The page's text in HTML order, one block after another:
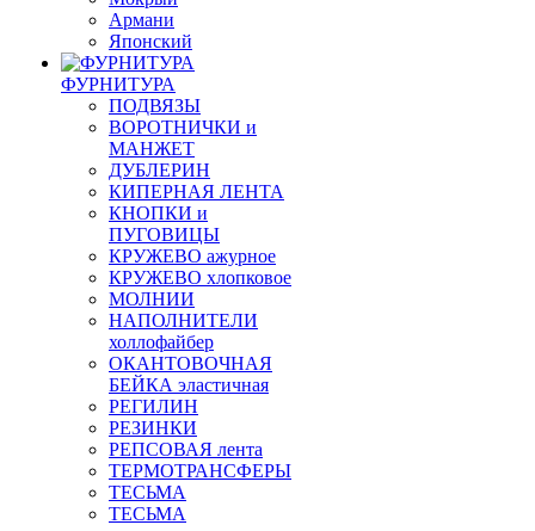
Армани
Японский
ФУРНИТУРА
ПОДВЯЗЫ
ВОРОТНИЧКИ и
МАНЖЕТ
ДУБЛЕРИН
КИПЕРНАЯ ЛЕНТА
КНОПКИ и
ПУГОВИЦЫ
КРУЖЕВО ажурное
КРУЖЕВО хлопковое
МОЛНИИ
НАПОЛНИТЕЛИ
холлофайбер
ОКАНТОВОЧНАЯ
БЕЙКА эластичная
РЕГИЛИН
РЕЗИНКИ
РЕПСОВАЯ лента
ТЕРМОТРАНСФЕРЫ
ТЕСЬМА
ТЕСЬМА